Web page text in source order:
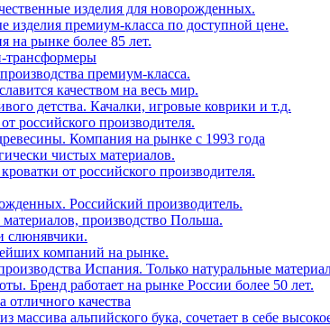
изделия для новорожденных.
изделия премиум-класса по доступной цене.
на рынке более 85 лет.
трансформеры
премиум-класса.
качеством на весь мир.
детства. Качалки, игровые коврики и т.д.
российского производителя.
Компания на рынке с 1993 года
чистых материалов.
от российского производителя.
Российский производитель.
производство Польша.
слюнявчики.
компаний на рынке.
Испания. Только натуральные
Бренд работает на рынке России более 50 лет.
качества
массива альпийского бука, сочетает в себе